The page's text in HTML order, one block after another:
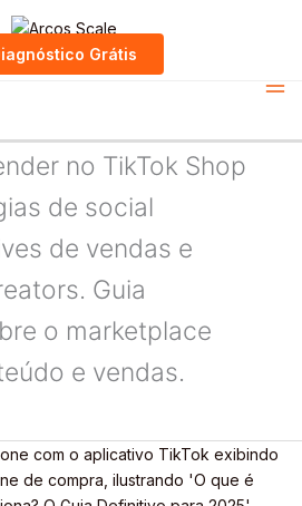
Grátis
no TikTok Shop
de social
de vendas e
Guia
o marketplace
e vendas.